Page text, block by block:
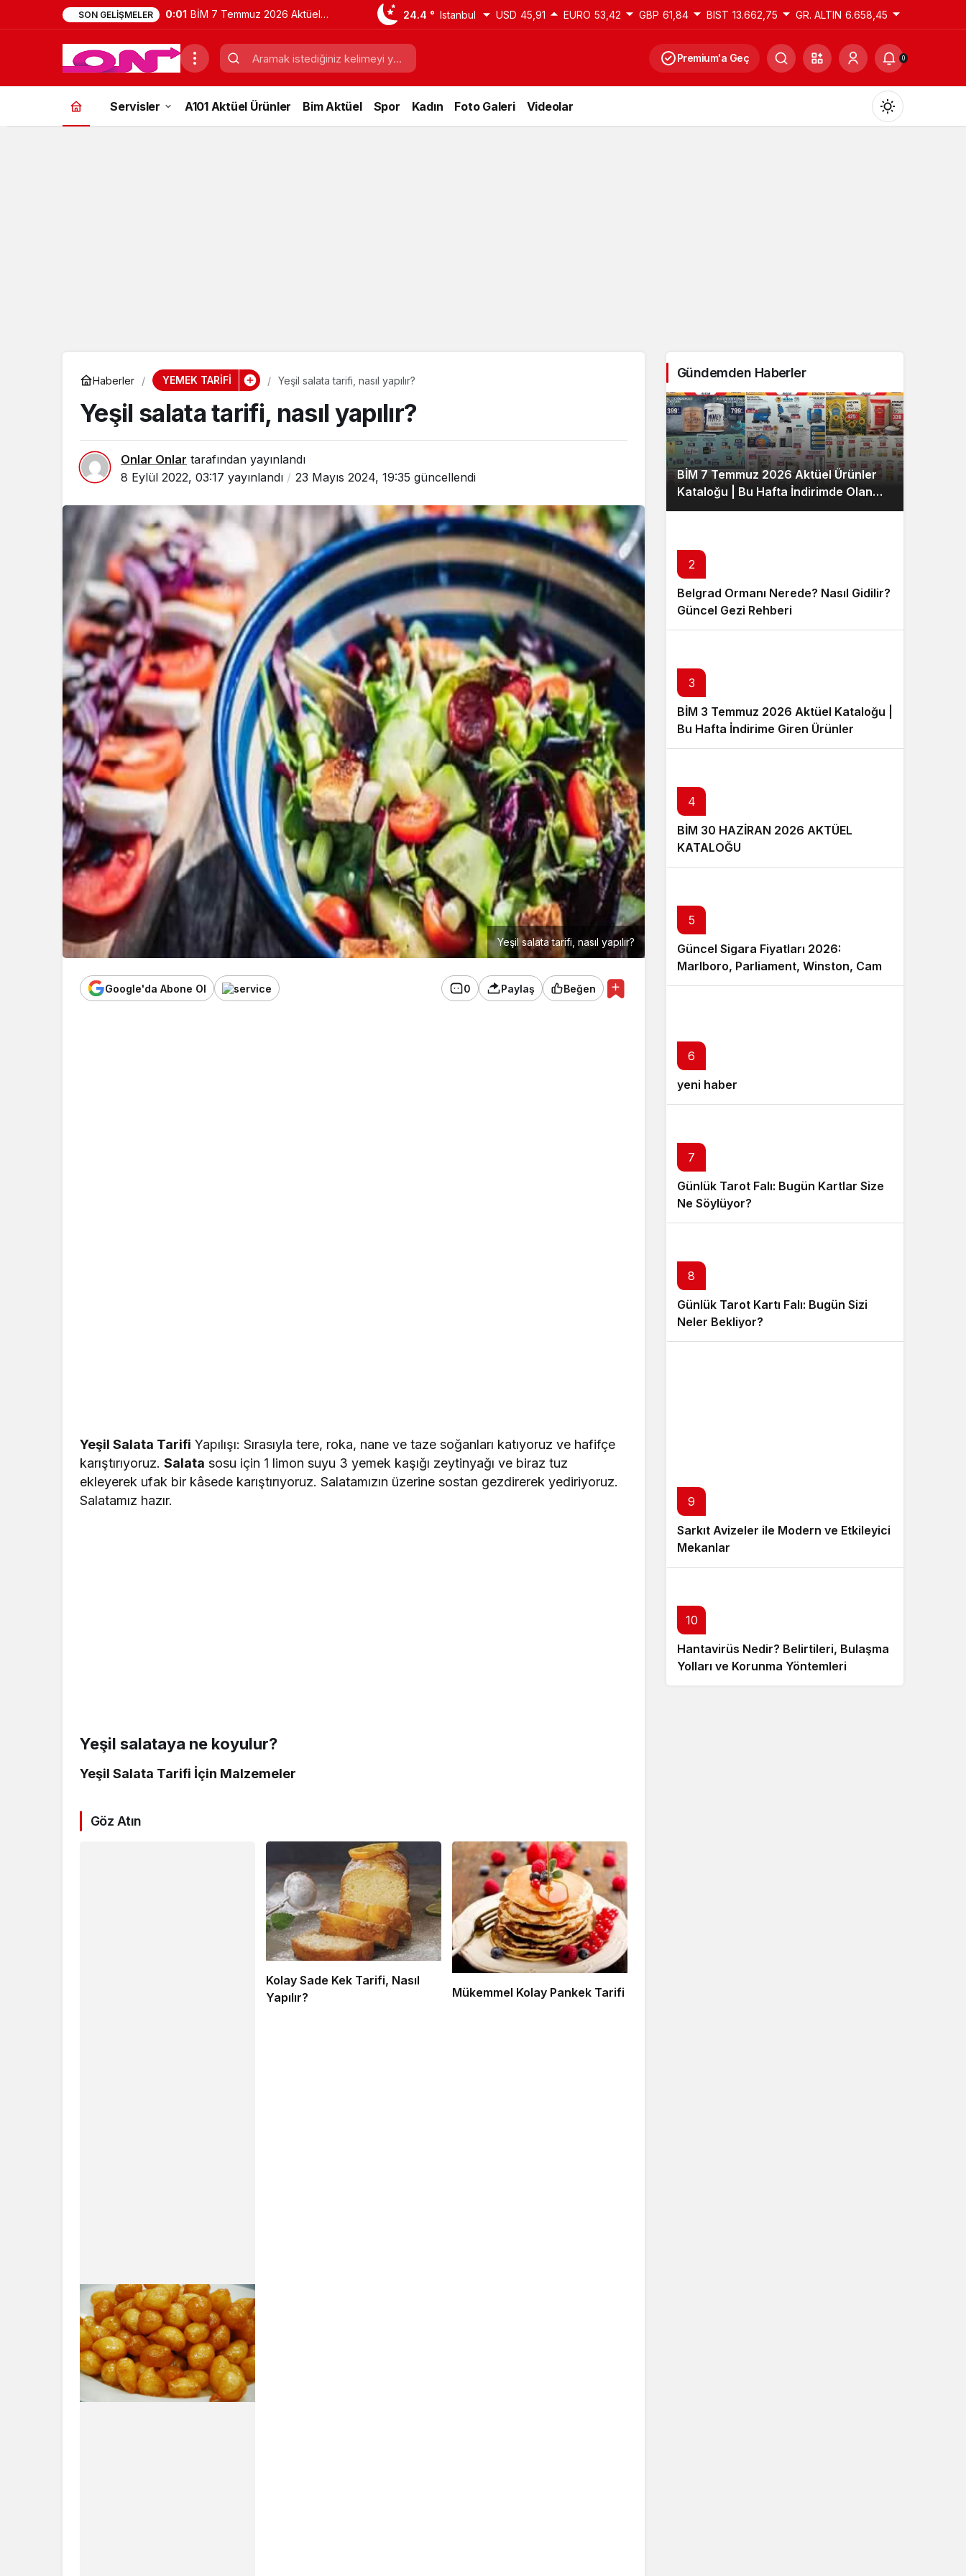
SON GELIŞMELER 0:01 BİM 7 Temmuz 2026 Aktüel
Ürünler Kataloğu | Bu Hafta
İndirimde Olan Ürünler
24.4 ° Istanbul USD 45,91 EURO 53,42 GBP 61,84 BIST 13.662,75 GR. ALTIN 6.658,45
Premium'a Geç 0
Servisler A101 Aktüel Ürünler Bim Aktüel Spor Kadın Foto Galeri Videolar
Haberler YEMEK TARİFİ Yeşil salata tarifi, nasıl yapılır?
Yeşil salata tarifi, nasıl yapılır?
Onlar Onlar tarafından yayınlandı
8 Eylül 2022, 03:17 yayınlandı 23 Mayıs 2024, 19:35 güncellendi
Yeşil salata tarifi, nasıl yapılır?
Google'da Abone Ol 0 Paylaş Beğen
Yeşil Salata Tarifi Yapılışı: Sırasıyla tere, roka, nane ve taze soğanları katıyoruz ve hafifçe
karıştırıyoruz.Salata sosu için 1 limon suyu 3 yemek kaşığı zeytinyağı ve biraz tuz
ekleyerek ufak bir kâsede karıştırıyoruz. Salatamızın üzerine sostan gezdirerek yediriyoruz.
Salatamız hazır.
Yeşil salataya ne koyulur?
Yeşil Salata Tarifi İçin Malzemeler
Göz Atın
Kolay Sade Kek Tarifi, Nasıl
Yapılır?
Mükemmel Kolay Pankek Tarifi
Gündemden Haberler
BİM 7 Temmuz 2026 Aktüel Ürünler
Kataloğu | Bu Hafta İndirimde Olan
Ürünler
2
Belgrad Ormanı Nerede? Nasıl Gidilir?
Güncel Gezi Rehberi
3
BİM 3 Temmuz 2026 Aktüel Kataloğu |
Bu Hafta İndirime Giren Ürünler
4
BİM 30 HAZİRAN 2026 AKTÜEL
KATALOĞU
5
Güncel Sigara Fiyatları 2026:
Marlboro, Parliament, Winston, Camel
ve Tüm Sigara Markalarının Zamlı
6
yeni haber
7
Günlük Tarot Falı: Bugün Kartlar Size
Ne Söylüyor?
8
Günlük Tarot Kartı Falı: Bugün Sizi
Neler Bekliyor?
9
Sarkıt Avizeler ile Modern ve Etkileyici
Mekanlar
10
Hantavirüs Nedir? Belirtileri, Bulaşma
Yolları ve Korunma Yöntemleri